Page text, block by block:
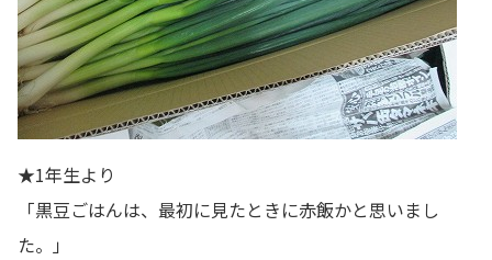
★1年生より
「黒豆ごはんは、最初に見たときに赤飯かと思いまし
た。」